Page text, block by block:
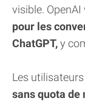
visible.
pour les
ChatGPT,y
Les
sans quota de